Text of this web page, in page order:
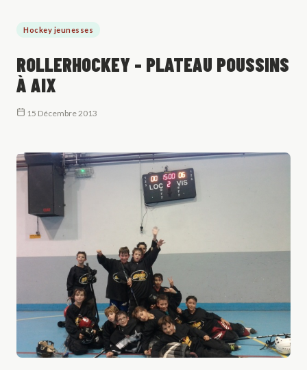
Hockey jeunesses
ROLLERHOCKEY - PLATEAU POUSSINS
À AIX
15 Décembre 2013